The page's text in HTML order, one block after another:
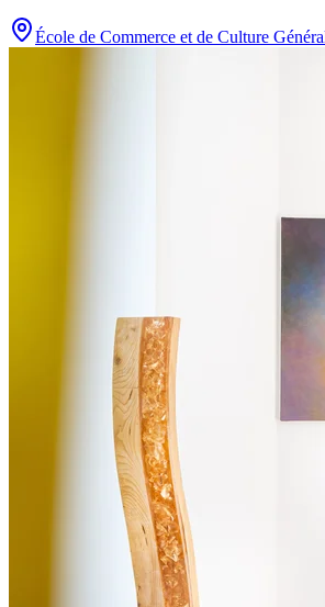
École de Commerce et de Culture